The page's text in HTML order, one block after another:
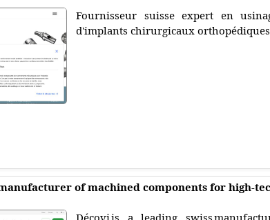
Fournisseur suisse expert en
d'implants chirurgicaux
of machined components for high-
Décovi is a leading swiss